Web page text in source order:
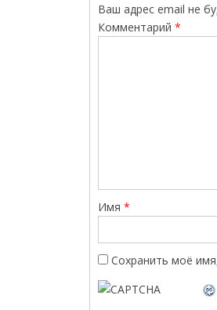
Ваш адрес email не
Комментарий *
Имя *
Сохранить моё